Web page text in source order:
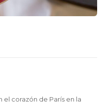
el corazón de París en la